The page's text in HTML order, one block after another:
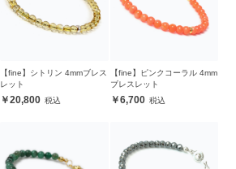
【fine】シトリン 4mmブレス
レット
20,800
【fine】ピンクコーラル 4mm
ブレスレット
6,700